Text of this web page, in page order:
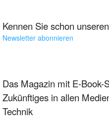
Kennen Sie schon
Newsletter abonnieren
Das Magazin mit E-Book-
Zukünftiges in allen
Technik